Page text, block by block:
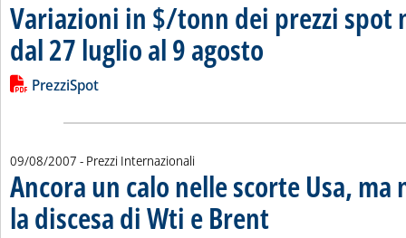
Variazioni in $/tonn dei prezzi spot
dal 27 luglio al 9 agosto . Pubblicata venerdì 10 agosto
Leggi tutta la notizia: 'Variazioni in $/tonn dei prezzi spot
Lista allegati PDF alla notizia
PrezziSpot
09/08/2007 - Prezzi Internazionali
Ancora un calo nelle scorte Usa, ma
la discesa di Wti e Brent